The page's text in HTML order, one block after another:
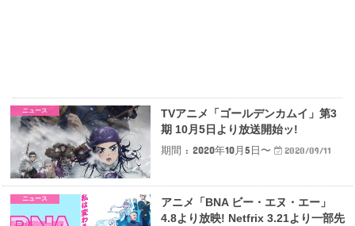
ニュース
TVアニメ「ゴールデンカムイ」第3
期 10月5日より放送開始ッ!
期間 : 2020年10月5日〜
2020/09/11
ニュース
アニメ「BNA ビー・エヌ・エー」
4.8より放映! Netfrix 3.21より一部先